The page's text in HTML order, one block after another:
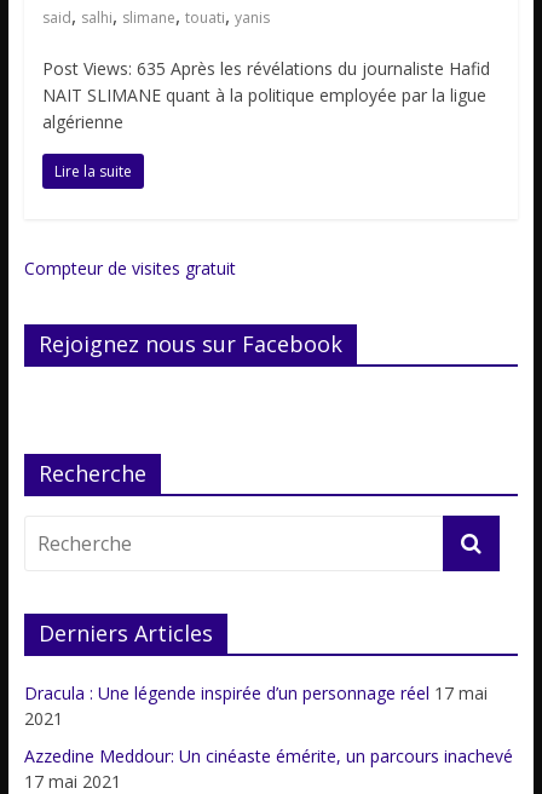
said, salhi, slimane, touati, yanis
Post Views: 635 Après les révélations du journaliste Hafid
NAIT SLIMANE quant à la politique employée par la ligue
algérienne
Lire la suite
Compteur de visites gratuit
Rejoignez nous sur Facebook
Recherche
Derniers Articles
Dracula : Une légende inspirée d’un personnage réel 17 mai
2021
Azzedine Meddour: Un cinéaste émérite, un parcours inachevé
17 mai 2021